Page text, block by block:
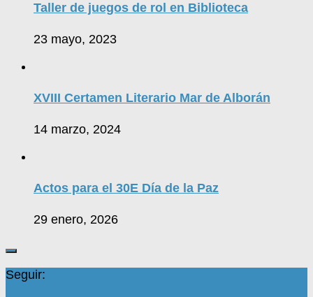
Taller de juegos de rol en Biblioteca
23 mayo, 2023
XVIII Certamen Literario Mar de Alborán
14 marzo, 2024
Actos para el 30E Día de la Paz
29 enero, 2026
Seguir: